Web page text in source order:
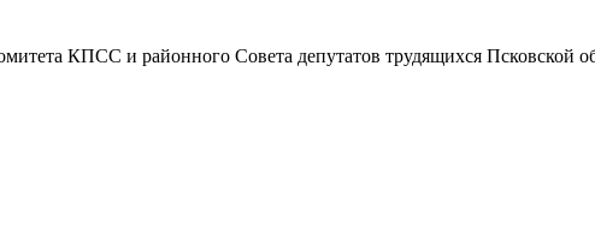
КПСС и районного Совета депутатов трудящихся